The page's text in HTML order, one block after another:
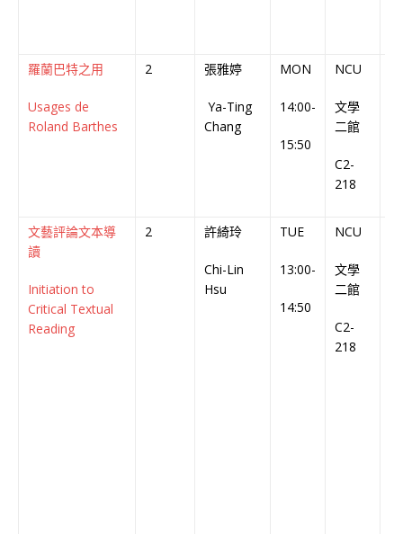
羅蘭巴特之用
Usages de
Roland Barthes
2 張雅婷
Ya-Ting
Chang
MON
14:00-
15:50
NCU
文學
二館
C2-
218
文藝評論文本導
讀
Initiation to
Critical Textual
Reading
2 許綺玲
Chi-Lin
Hsu
TUE
13:00-
14:50
NCU
文學
二館
C2-
218